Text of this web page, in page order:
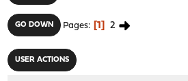
GO DOWN Pages 1 2
USER ACTIONS